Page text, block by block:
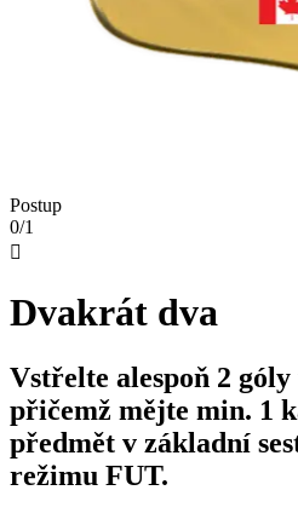
Postup
0/1

Dvakrát dva
Vstřelte alespoň 2
přičemž mějte min. 1
předmět v základní
režimu FUT.